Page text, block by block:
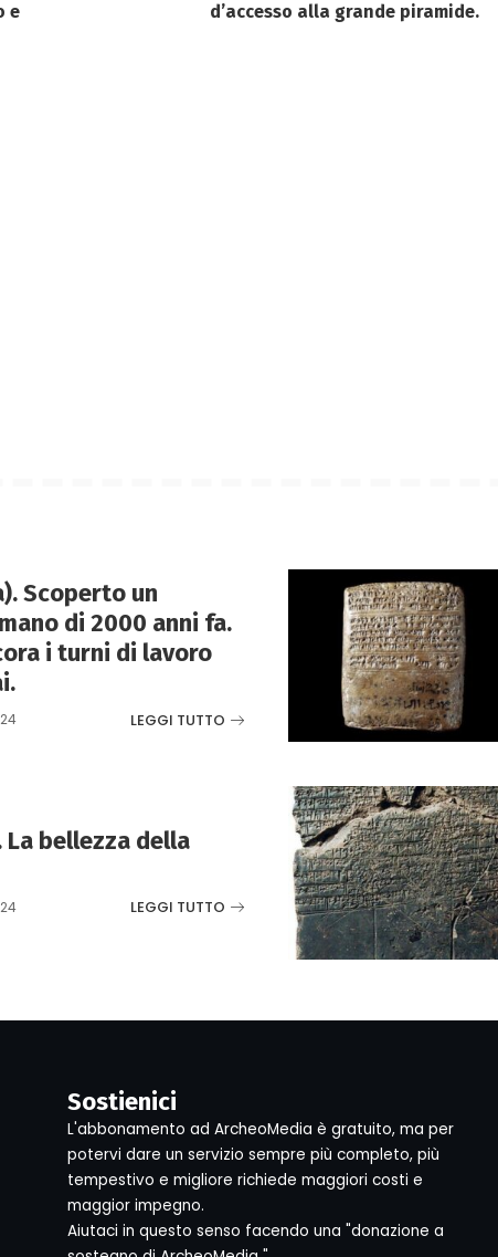
e
d’accesso alla grande piramide.
Scoperto un
di 2000 anni fa.
i turni di lavoro
LEGGI TUTTO
La bellezza della
LEGGI TUTTO
Sostienici
L'abbonamento ad ArcheoMedia è gratuito, ma per
potervi dare un servizio sempre più completo, più
tempestivo e migliore richiede maggiori costi e
maggior impegno.
Aiutaci in questo senso facendo una "donazione a